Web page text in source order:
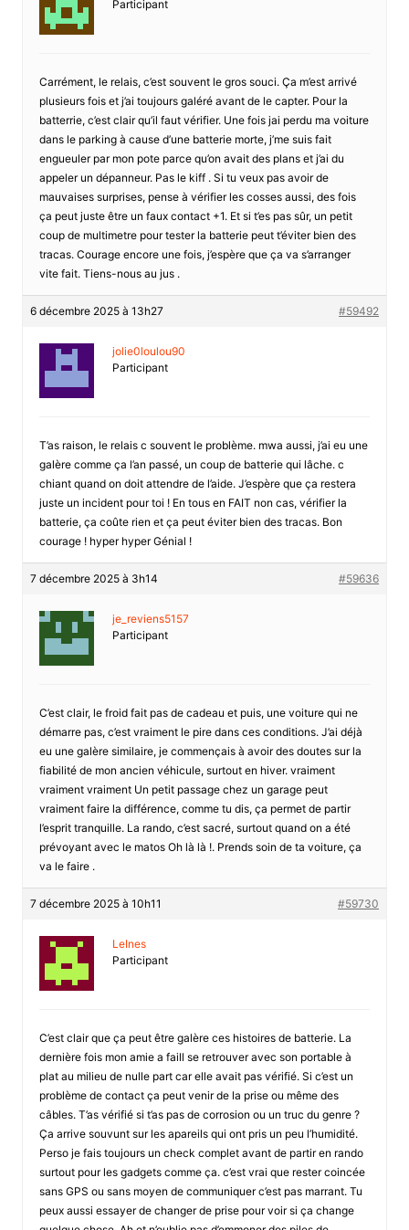
Participant
Carrément, le relais, c’est souvent le gros souci. Ça m’est arrivé
plusieurs fois et j’ai toujours galéré avant de le capter. Pour la
batterrie, c’est clair qu’il faut vérifier. Une fois jai perdu ma voiture
dans le parking à cause d’une batterie morte, j’me suis fait
engueuler par mon pote parce qu’on avait des plans et j’ai du
appeler un dépanneur. Pas le kiff . Si tu veux pas avoir de
mauvaises surprises, pense à vérifier les cosses aussi, des fois
ça peut juste être un faux contact +1. Et si t’es pas sûr, un petit
coup de multimetre pour tester la batterie peut t’éviter bien des
tracas. Courage encore une fois, j’espère que ça va s’arranger
vite fait. Tiens-nous au jus .
6 décembre 2025 à 13h27 #59492
jolie0loulou90
Participant
T’as raison, le relais c souvent le problème. mwa aussi, j’ai eu une
galère comme ça l’an passé, un coup de batterie qui lâche. c
chiant quand on doit attendre de l’aide. J’espère que ça restera
juste un incident pour toi ! En tous en FAIT non cas, vérifier la
batterie, ça coûte rien et ça peut éviter bien des tracas. Bon
courage ! hyper hyper Génial !
7 décembre 2025 à 3h14 #59636
je_reviens5157
Participant
C’est clair, le froid fait pas de cadeau et puis, une voiture qui ne
démarre pas, c’est vraiment le pire dans ces conditions. J’ai déjà
eu une galère similaire, je commençais à avoir des doutes sur la
fiabilité de mon ancien véhicule, surtout en hiver. vraiment
vraiment vraiment Un petit passage chez un garage peut
vraiment faire la différence, comme tu dis, ça permet de partir
l’esprit tranquille. La rando, c’est sacré, surtout quand on a été
prévoyant avec le matos Oh là là !. Prends soin de ta voiture, ça
va le faire .
7 décembre 2025 à 10h11 #59730
LeInes
Participant
C’est clair que ça peut être galère ces histoires de batterie. La
dernière fois mon amie a faill se retrouver avec son portable à
plat au milieu de nulle part car elle avait pas vérifié. Si c’est un
problème de contact ça peut venir de la prise ou même des
câbles. T’as vérifié si t’as pas de corrosion ou un truc du genre ?
Ça arrive souvunt sur les apareils qui ont pris un peu l’humidité.
Perso je fais toujours un check complet avant de partir en rando
surtout pour les gadgets comme ça. c’est vrai que rester coincée
sans GPS ou sans moyen de communiquer c’est pas marrant. Tu
peux aussi essayer de changer de prise pour voir si ça change